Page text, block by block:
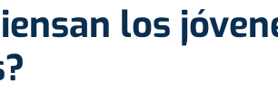
los